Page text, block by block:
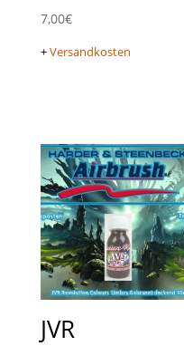
7,00€
+Versandkosten
JVR